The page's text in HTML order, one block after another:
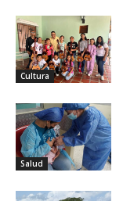
Cultura
Salud